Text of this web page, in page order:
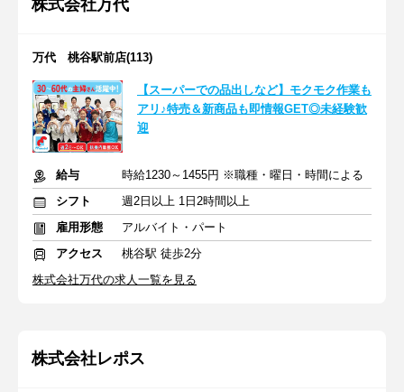
株式会社万代
万代 桃谷駅前店(113)
【スーパーでの品出しなど】モクモク作業も
アリ♪特売＆新商品も即情報GET◎未経験歓
迎
給与
時給1230～1455円 ※職種・曜日・時間による
シフト
週2日以上 1日2時間以上
雇用形態
アルバイト・パート
アクセス
桃谷駅 徒歩2分
株式会社万代の求人一覧を見る
株式会社レポス